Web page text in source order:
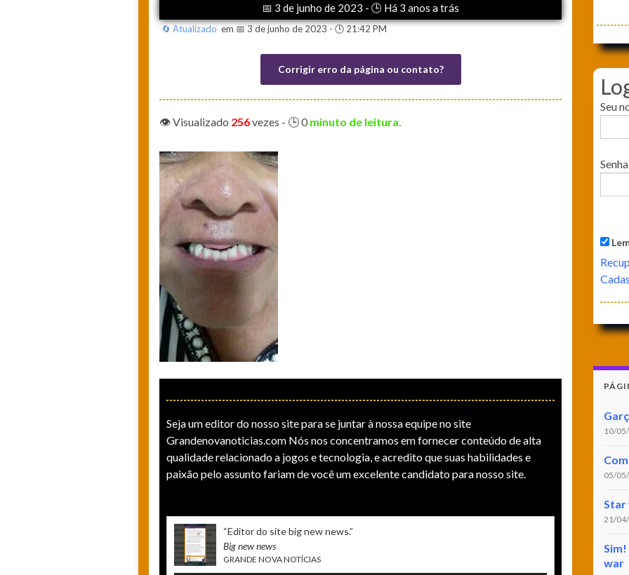
📅 3 de junho de 2023 - 🕒 Há 3 anos a trás
🔄 Atualizado em 📅 3 de junho de 2023 - 🕒 21:42 PM
Corrigir erro da página ou contato?
👁️ Visualizado 256vezes - 🕒 0 minuto de leitura.
Seja um editor do nosso site para se juntar à nossa equipe no site
Grandenovanoticias.com Nós nos concentramos em fornecer conteúdo de alta
qualidade relacionado a jogos e tecnologia, e acredito que suas habilidades e
paixão pelo assunto fariam de você um excelente candidato para nosso site.
“ Editor do site big new news.”
Big new news
GRANDE NOVA NOTÍCIAS
Seu
10/
05/
Star
21/
war